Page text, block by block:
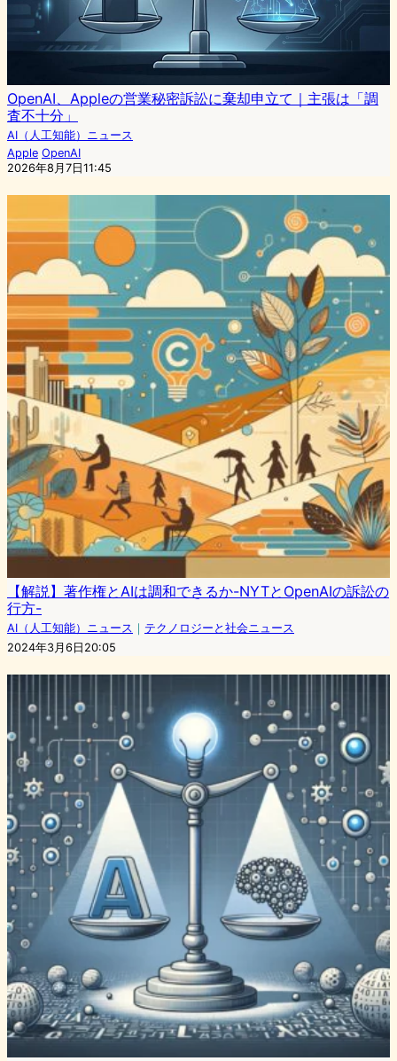
OpenAI、Appleの営業秘密訴訟に棄却申立て｜主張は「調
査不十分」
AI（人工知能）ニュース
Apple OpenAI
2026年8月7日11:45
【解説】著作権とAIは調和できるか-NYTとOpenAIの訴訟の
行方-
AI（人工知能）ニュース ｜ テクノロジーと社会ニュース
2024年3月6日20:05